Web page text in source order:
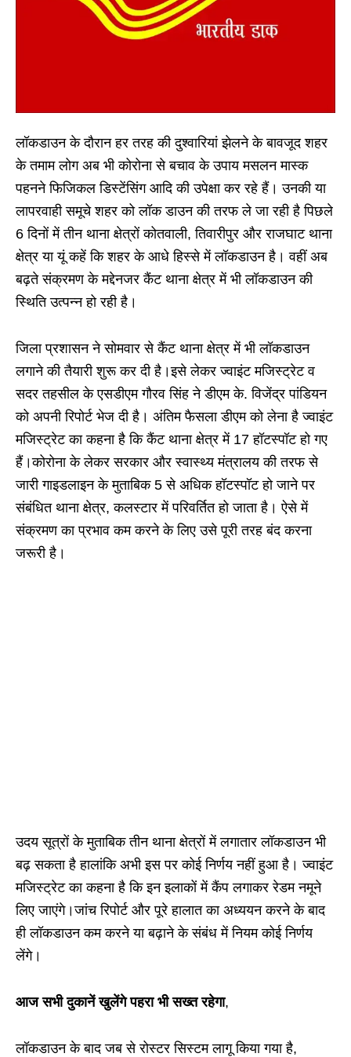
लॉकडाउन के दौरान हर तरह की दुश्वारियां झेलने के बावजूद शहर
के तमाम लोग अब भी कोरोना से बचाव के उपाय मसलन मास्क
पहनने फिजिकल डिस्टेंसिंग आदि की उपेक्षा कर रहे हैं। उनकी या
लापरवाही समूचे शहर को लॉक डाउन की तरफ ले जा रही है पिछले
6 दिनों में तीन थाना क्षेत्रों कोतवाली, तिवारीपुर और राजघाट थाना
क्षेत्र या यूं कहें कि शहर के आधे हिस्से में लॉकडाउन है। वहीं अब
बढ़ते संक्रमण के मद्देनजर कैंट थाना क्षेत्र में भी लॉकडाउन की
स्थिति उत्पन्न हो रही है।
जिला प्रशासन ने सोमवार से कैंट थाना क्षेत्र में भी लॉकडाउन
लगाने की तैयारी शुरू कर दी है।इसे लेकर ज्वाइंट मजिस्ट्रेट व
सदर तहसील के एसडीएम गौरव सिंह ने डीएम के. विजेंद्र पांडियन
को अपनी रिपोर्ट भेज दी है। अंतिम फैसला डीएम को लेना है ज्वाइंट
मजिस्ट्रेट का कहना है कि कैंट थाना क्षेत्र में 17 हॉटस्पॉट हो गए
हैं।कोरोना के लेकर सरकार और स्वास्थ्य मंत्रालय की तरफ से
जारी गाइडलाइन के मुताबिक 5 से अधिक हॉटस्पॉट हो जाने पर
संबंधित थाना क्षेत्र, कलस्टार में परिवर्तित हो जाता है। ऐसे में
संक्रमण का प्रभाव कम करने के लिए उसे पूरी तरह बंद करना
जरूरी है।
उदय सूत्रों के मुताबिक तीन थाना क्षेत्रों में लगातार लॉकडाउन भी
बढ़ सकता है हालांकि अभी इस पर कोई निर्णय नहीं हुआ है। ज्वाइंट
मजिस्ट्रेट का कहना है कि इन इलाकों में कैंप लगाकर रेडम नमूने
लिए जाएंगे।जांच रिपोर्ट और पूरे हालात का अध्ययन करने के बाद
ही लॉकडाउन कम करने या बढ़ाने के संबंध में नियम कोई निर्णय
लेंगे।
आज सभी दुकानें खुलेंगे पहरा भी सख्त रहेगा,
लॉकडाउन के बाद जब से रोस्टर सिस्टम लागू किया गया है,